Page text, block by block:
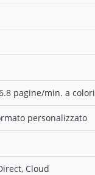
pagine/min. a colori
personalizzato
Cloud